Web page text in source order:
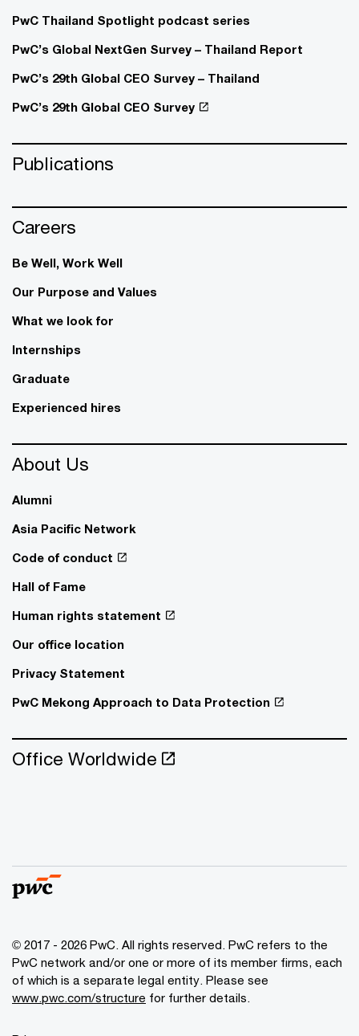
PwC Thailand Spotlight podcast series
PwC’s Global NextGen Survey – Thailand Report
PwC’s 29th Global CEO Survey – Thailand
PwC’s 29th Global CEO Survey
Publications
Careers
Be Well, Work Well​
Our Purpose and Values
What we look for
Internships
Graduate
Experienced hires
About Us
Alumni
Asia Pacific Network
Code of conduct
Hall of Fame
Human rights statement
Our office location
Privacy Statement
PwC Mekong Approach to Data Protection
Office Worldwide
© 2017 - 2026 PwC. All rights reserved. PwC refers to the
PwC network and/or one or more of its member firms, each
of which is a separate legal entity. Please see
www.pwc.com/structure for further details.